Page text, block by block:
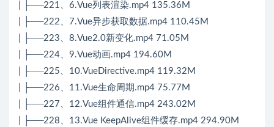
| ├──221、6.Vue列表渲染.mp4 135.36M
| ├──222、7.Vue异步获取数据.mp4 110.45M
| ├──223、8.Vue2.0新变化.mp4 71.05M
| ├──224、9.Vue动画.mp4 194.60M
| ├──225、10.VueDirective.mp4 119.32M
| ├──226、11.Vue生命周期.mp4 75.77M
| ├──227、12.Vue组件通信.mp4 243.02M
| ├──228、13.Vue KeepAlive组件缓存.mp4 294.90M